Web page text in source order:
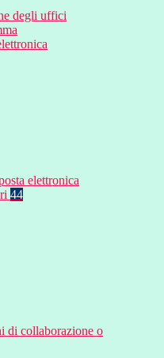
degli uffici
elettronica
44
di collaborazione o